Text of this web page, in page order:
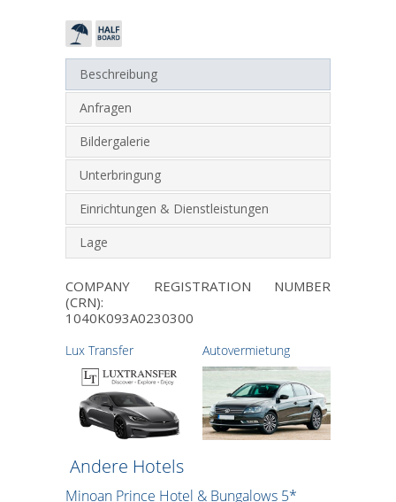
Beschreibung
Anfragen
Bildergalerie
Unterbringung
Einrichtungen & Dienstleistungen
Lage
COMPANY REGISTRATION NUMBER
(CRN):
1040Κ093Α0230300
Lux Transfer Autovermietung
Andere Hotels
Minoan Prince Hotel & Bungalows 5*